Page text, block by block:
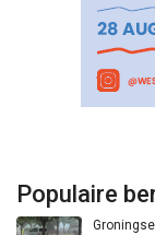
Populaire